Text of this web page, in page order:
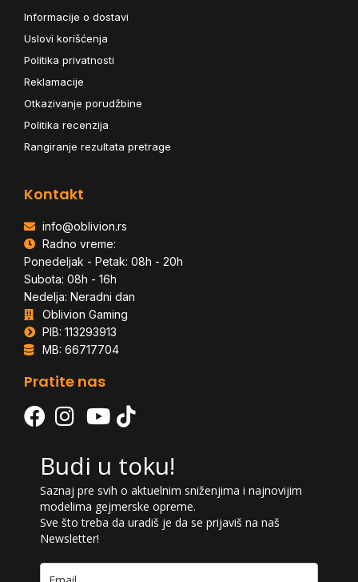
Informacije o dostavi
Uslovi korišćenja
Politika privatnosti
Reklamacije
Otkazivanje porudžbine
Politika recenzija
Rangiranje rezultata pretrage
Kontakt
info@oblivion.rs
Radno vreme:
Ponedeljak - Petak: 08h - 20h
Subota: 08h - 16h
Nedelja: Neradni dan
Oblivion Gaming
PIB: 113293913
MB: 66717704
Pratite nas
Budi u toku!
Saznaj pre svih o aktuelnim sniženjima i najnovijim
modelima gejmerske opreme.
Sve što treba da uradiš je da se prijaviš na naš
Newsletter!